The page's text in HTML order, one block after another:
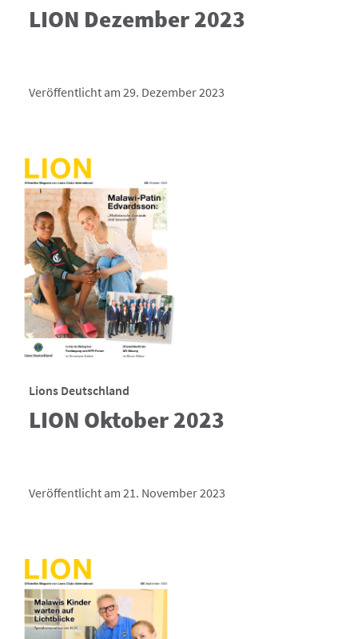
LION Dezember 2023
Veröffentlicht am 29. Dezember 2023
Lions Deutschland
LION Oktober 2023
Veröffentlicht am 21. November 2023